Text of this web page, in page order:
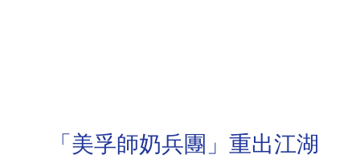
「美孚師奶兵團」重出江湖